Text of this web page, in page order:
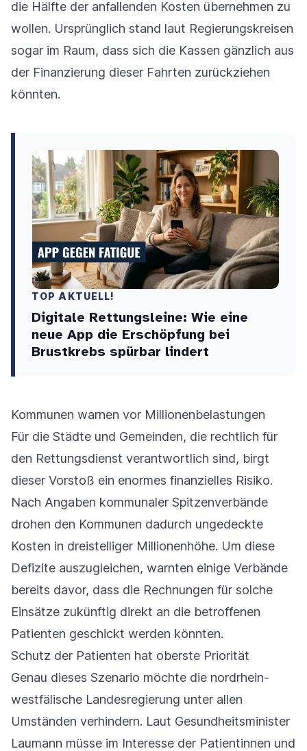
die Hälfte der anfallenden Kosten übernehmen zu
wollen. Ursprünglich stand laut Regierungskreisen
sogar im Raum, dass sich die Kassen gänzlich aus
der Finanzierung dieser Fahrten zurückziehen
könnten.
TOP AKTUELL!
Digitale Rettungsleine: Wie eine
neue App die Erschöpfung bei
Brustkrebs spürbar lindert
Kommunen warnen vor Millionenbelastungen
Für die Städte und Gemeinden, die rechtlich für
den Rettungsdienst verantwortlich sind, birgt
dieser Vorstoß ein enormes finanzielles Risiko.
Nach Angaben kommunaler Spitzenverbände
drohen den Kommunen dadurch ungedeckte
Kosten in dreistelliger Millionenhöhe. Um diese
Defizite auszugleichen, warnten einige Verbände
bereits davor, dass die Rechnungen für solche
Einsätze zukünftig direkt an die betroffenen
Patienten geschickt werden könnten.
Schutz der Patienten hat oberste Priorität
Genau dieses Szenario möchte die nordrhein-
westfälische Landesregierung unter allen
Umständen verhindern. Laut Gesundheitsminister
Laumann müsse im Interesse der Patientinnen und